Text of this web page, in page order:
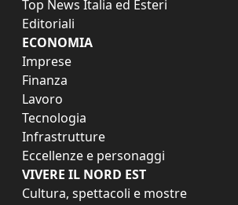
Top News Italia ed Esteri
Editoriali
ECONOMIA
Imprese
Finanza
Lavoro
Tecnologia
Infrastrutture
Eccellenze e personaggi
VIVERE IL NORD EST
Cultura, spettacoli e mostre